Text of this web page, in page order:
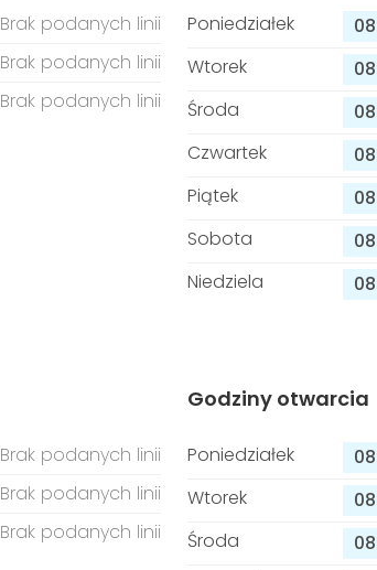
Brak podanych linii
Brak podanych linii
Brak podanych linii
Poniedziałek
Wtorek
Środa
Czwartek
Piątek
Sobota
Niedziela
Brak podanych linii
Brak podanych linii
Brak podanych linii
Godziny otwarcia
Poniedziałek
Wtorek
Środa